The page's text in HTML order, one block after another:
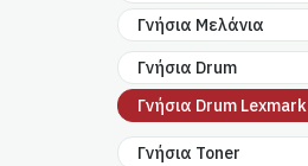
Γνήσια Μελάνια
Γνήσια Drum
Γνήσια Drum Lexmark
Γνήσια Toner